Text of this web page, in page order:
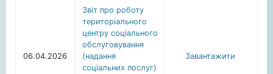
06.04.2026
Звіт про роботу
територіального
центру соціального
обслуговування
(надання
соціальних послуг)
Завантажити